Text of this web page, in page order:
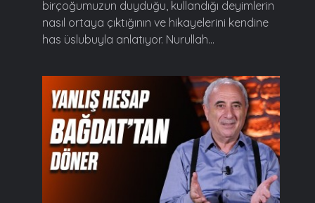
birçoğumuzun duyduğu, kullandığı deyimlerin
nasıl ortaya çıktığının ve hikayelerini kendine
has üslubuyla anlatıyor. Nurullah...